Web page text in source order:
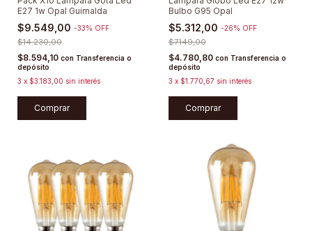
E27 1w Opal Guirnalda
$9.549,00 -33% OFF
$14.230,00
$8.594,10 con Transferencia o
depósito
3 x $3.183,00 sin interés
Comprar
Bulbo G95 Opal
$5.312,00 -26% OFF
$7.149,00
$4.780,80 con Transferencia o
depósito
3 x $1.770,67 sin interés
Comprar